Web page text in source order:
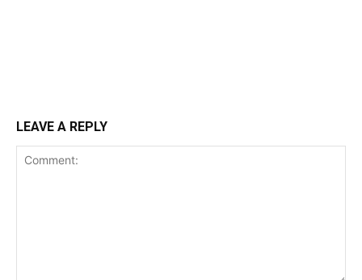
LEAVE A REPLY